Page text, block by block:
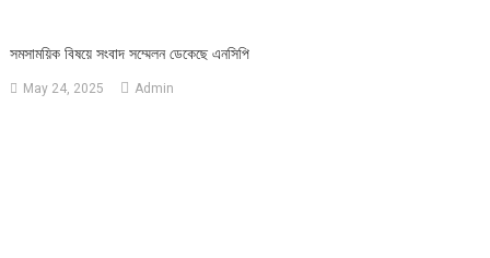
সমসাময়িক বিষয়ে সংবাদ সম্মেলন ডেকেছে এনসিপি
May 24, 2025 Admin